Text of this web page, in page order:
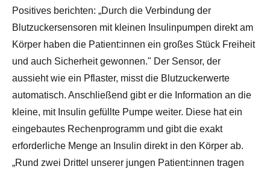
Positives berichten: „Durch die Verbindung der
Blutzuckersensoren mit kleinen Insulinpumpen direkt am
Körper haben die Patient:innen ein großes Stück Freiheit
und auch Sicherheit gewonnen." Der Sensor, der
aussieht wie ein Pflaster, misst die Blutzuckerwerte
automatisch. Anschließend gibt er die Information an die
kleine, mit Insulin gefüllte Pumpe weiter. Diese hat ein
eingebautes Rechenprogramm und gibt die exakt
erforderliche Menge an Insulin direkt in den Körper ab.
„Rund zwei Drittel unserer jungen Patient:innen tragen